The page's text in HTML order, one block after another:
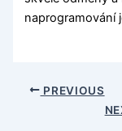
naprogramování
PREVIOUS